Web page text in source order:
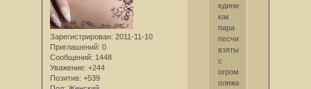
Зарегистрирован: 2011-11-10
Приглашений: 0
Сообщений: 1448
Уважение: +244
Позитив: +539
единицы,
как
пара
песчинок,
взятых
с
огромного
пляжа,